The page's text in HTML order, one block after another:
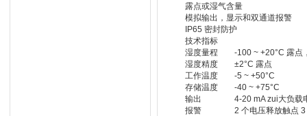
露点或湿气含量
模拟输出，显示和双通道报警
IP65 密封防护
技术指标
湿度量程
-100 ~ +20°C 露点
湿度精度
±2°C 露点
工作温度
-5 ~ +50°C
存储温度
-40 ~ +75°C
输出
4-20 mA zui大负载
报警
2 个电压释放触点